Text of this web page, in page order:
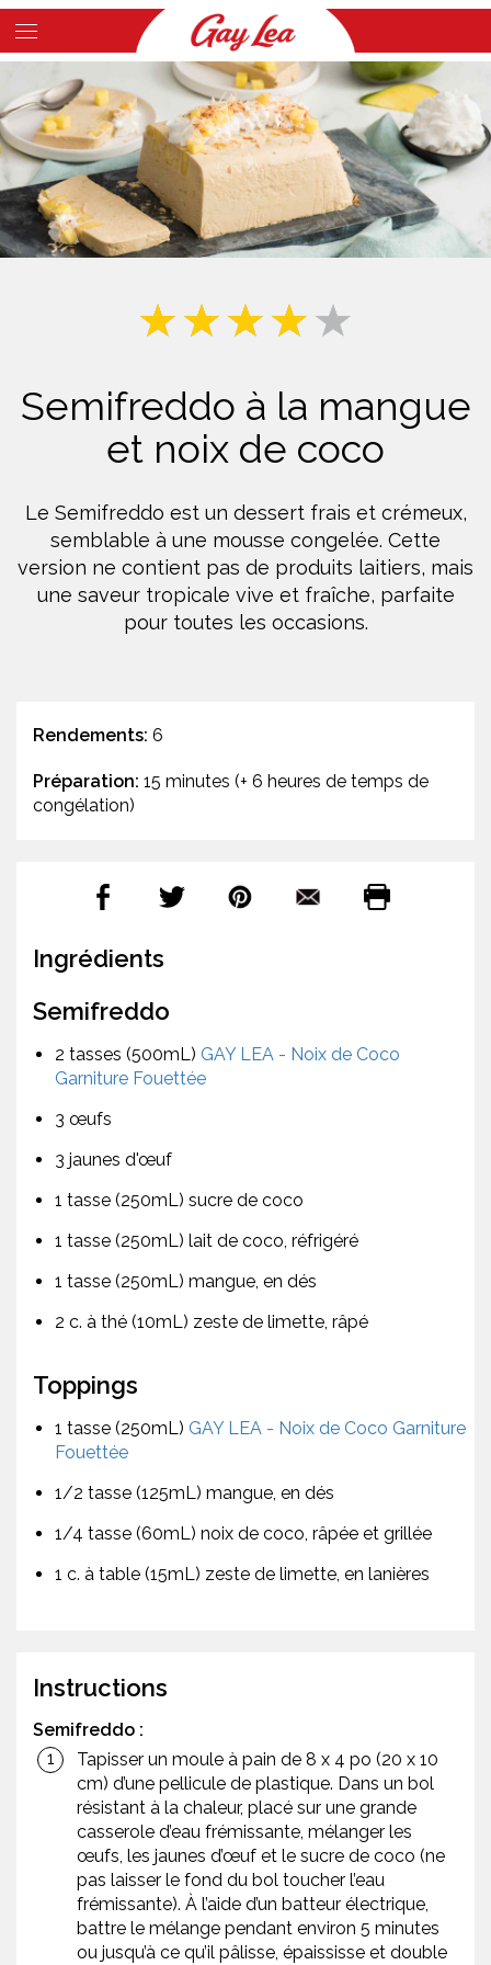
Skip
to
content
Content
Semifreddo à la mangue
et noix de coco
Le Semifreddo est un dessert frais et crémeux,
semblable à une mousse congelée. Cette
version ne contient pas de produits laitiers, mais
une saveur tropicale vive et fraîche, parfaite
pour toutes les occasions.
Rendements: 6
Préparation: 15 minutes (+ 6 heures de temps de
congélation)
Ingrédients
Semifreddo
2 tasses (500mL) GAY LEA - Noix de Coco
Garniture Fouettée
3 œufs
3 jaunes d'œuf
1 tasse (250mL) sucre de coco
1 tasse (250mL) lait de coco, réfrigéré
1 tasse (250mL) mangue, en dés
2 c. à thé (10mL) zeste de limette, râpé
Toppings
1 tasse (250mL) GAY LEA - Noix de Coco Garniture
Fouettée
1/2 tasse (125mL) mangue, en dés
1/4 tasse (60mL) noix de coco, râpée et grillée
1 c. à table (15mL) zeste de limette, en lanières
Instructions
Semifreddo :
Tapisser un moule à pain de 8 x 4 po (20 x 10
cm) d’une pellicule de plastique. Dans un bol
résistant à la chaleur, placé sur une grande
casserole d’eau frémissante, mélanger les
œufs, les jaunes d’œuf et le sucre de coco (ne
pas laisser le fond du bol toucher l’eau
frémissante). À l’aide d’un batteur électrique,
battre le mélange pendant environ 5 minutes
ou jusqu’à ce qu’il pâlisse, épaississe et double